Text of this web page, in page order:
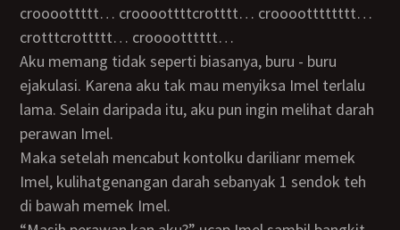
croooottttt… croooottttcrotttt… crooootttttttt…
crotttcrottttt… crooootttttt…
Aku memang tidak seperti biasanya, buru - buru
ejakulasi. Karena aku tak mau menyiksa Imel terlalu
lama. Selain daripada itu, aku pun ingin melihat darah
perawan Imel.
Maka setelah mencabut kontolku darilianr memek
Imel, kulihatgenangan darah sebanyak 1 sendok teh
di bawah memek Imel.